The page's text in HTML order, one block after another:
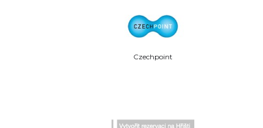
Czechpoint